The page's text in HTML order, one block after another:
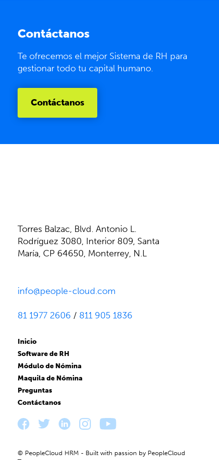
Contáctanos
Te ofrecemos el mejor Sistema de RH para
gestionar todo tu capital humano.
Contáctanos
Torres Balzac, Blvd. Antonio L.
Rodríguez 3080, Interior 809, Santa
María, CP 64650, Monterrey, N.L
info@people-cloud.com
81 1977 2606 / 811 905 1836
Inicio
Software de RH
Módulo de Nómina
Maquila de Nómina
Preguntas
Contáctanos
© PeopleCloud HRM - Built with passion by PeopleCloud